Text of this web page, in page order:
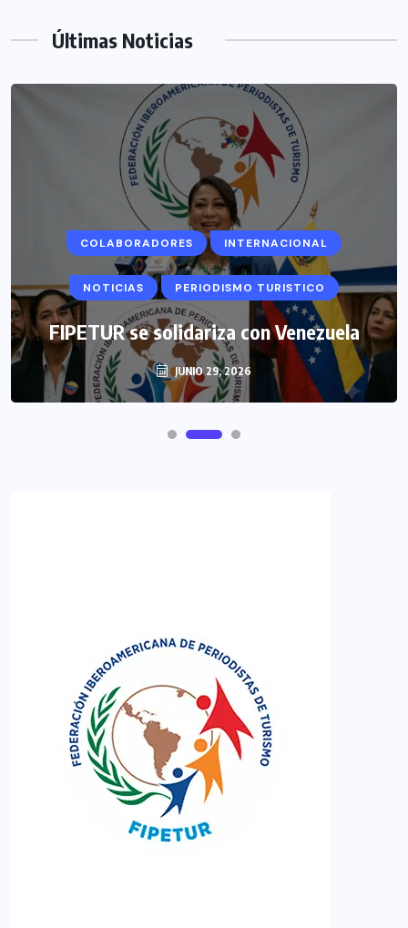
Últimas Noticias
COLABORADORES INTERNACIONAL
NOTICIAS PERIODISMO TURISTICO
FIPETUR se solidariza con Venezuela
JUNIO 29, 2026